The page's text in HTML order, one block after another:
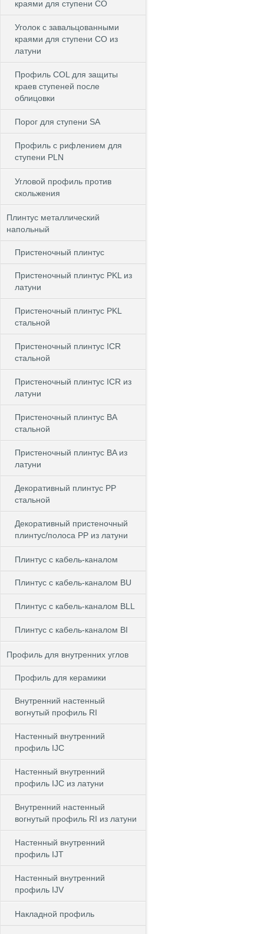
краями для ступени CO
Уголок с завальцованными
краями для ступени CO из
латуни
Профиль COL для защиты
краев ступеней после
облицовки
Порог для ступени SA
Профиль с рифлением для
ступени PLN
Угловой профиль против
скольжения
Плинтус металлический
напольный
Пристеночный плинтус
Пристеночный плинтус PKL из
латуни
Пристеночный плинтус PKL
стальной
Пристеночный плинтус ICR
стальной
Пристеночный плинтус ICR из
латуни
Пристеночный плинтус BA
стальной
Пристеночный плинтус BA из
латуни
Декоративный плинтус PP
стальной
Декоративный пристеночный
плинтус/полоса PP из латуни
Плинтус с кабель-каналом
Плинтус с кабель-каналом BU
Плинтус с кабель-каналом BLL
Плинтус с кабель-каналом BI
Профиль для внутренних углов
Профиль для керамики
Внутренний настенный
вогнутый профиль RI
Настенный внутренний
профиль IJC
Настенный внутренний
профиль IJC из латуни
Внутренний настенный
вогнутый профиль RI из латуни
Настенный внутренний
профиль IJT
Настенный внутренний
профиль IJV
Накладной профиль